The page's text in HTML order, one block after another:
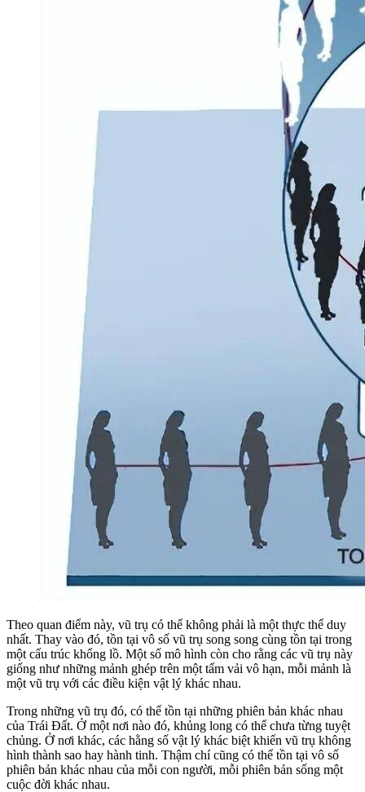
Theo quan điểm này, vũ trụ có thể không phải là một thực thể duy
nhất. Thay vào đó, tồn tại vô số vũ trụ song song cùng tồn tại trong
một cấu trúc khổng lồ. Một số mô hình còn cho rằng các vũ trụ này
giống như những mảnh ghép trên một tấm vải vô hạn, mỗi mảnh là
một vũ trụ với các điều kiện vật lý khác nhau.
Trong những vũ trụ đó, có thể tồn tại những phiên bản khác nhau
của Trái Đất. Ở một nơi nào đó, khủng long có thể chưa từng tuyệt
chủng. Ở nơi khác, các hằng số vật lý khác biệt khiến vũ trụ không
hình thành sao hay hành tinh. Thậm chí cũng có thể tồn tại vô số
phiên bản khác nhau của mỗi con người, mỗi phiên bản sống một
cuộc đời khác nhau.